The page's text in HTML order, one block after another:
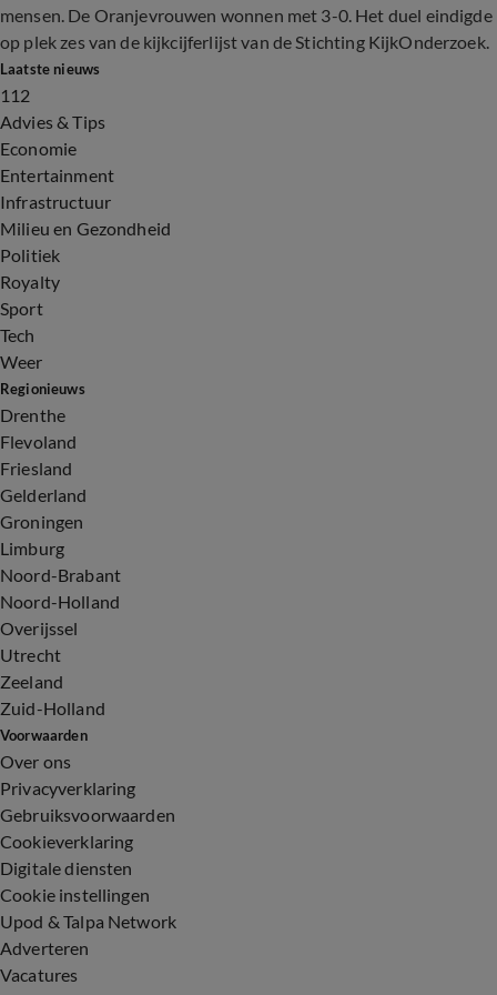
mensen. De Oranjevrouwen wonnen met 3-0. Het duel eindigde
op plek zes van de kijkcijferlijst van de Stichting KijkOnderzoek.
Laatste nieuws
112
Advies & Tips
Economie
Entertainment
Infrastructuur
Milieu en Gezondheid
Politiek
Royalty
Sport
Tech
Weer
Regionieuws
Drenthe
Flevoland
Friesland
Gelderland
Groningen
Limburg
Noord-Brabant
Noord-Holland
Overijssel
Utrecht
Zeeland
Zuid-Holland
Voorwaarden
Over ons
Privacyverklaring
Gebruiksvoorwaarden
Cookieverklaring
Digitale diensten
Cookie instellingen
Upod & Talpa Network
Adverteren
Vacatures